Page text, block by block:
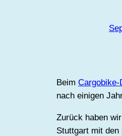
Beim Cargobike-
nach einigen
Zurück haben
Stuttgart mit den